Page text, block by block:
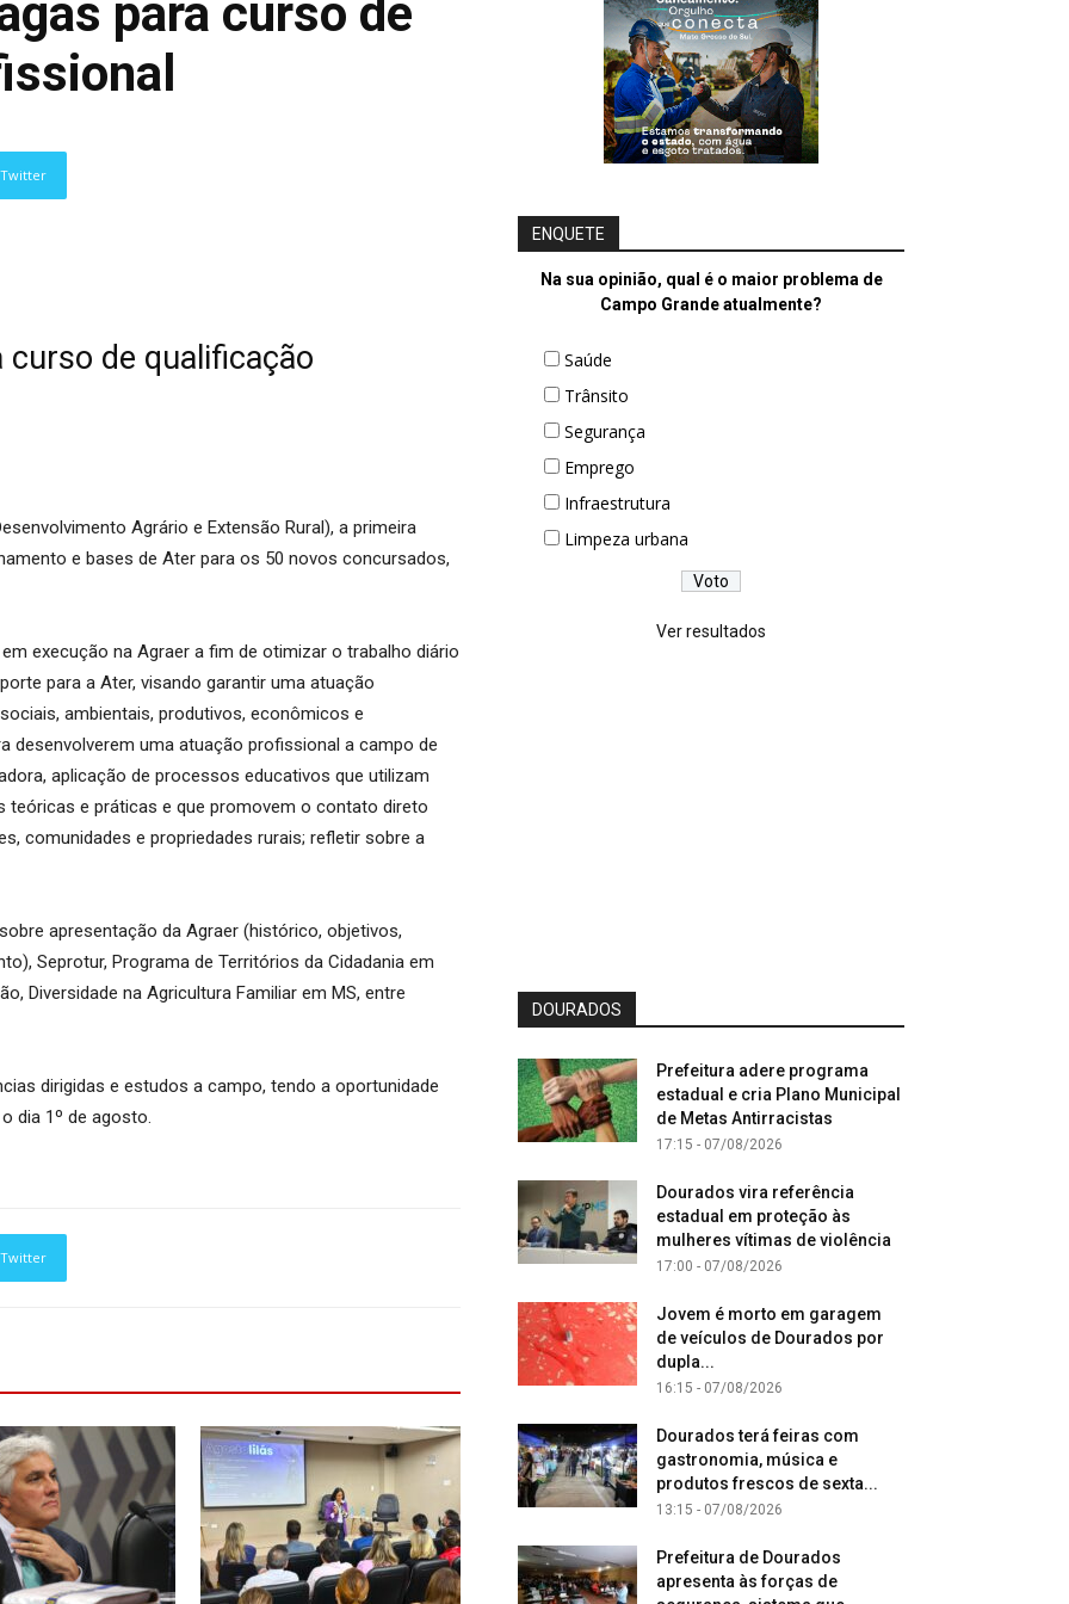
para curso de
Twitter
curso de qualificação
Agrário e Extensão Rural), a primeira
e bases de Ater para os 50 novos concursados,
execução na Agraer a fim de otimizar o trabalho diário
para a Ater, visando garantir uma atuação
ambientais, produtivos, econômicos e
desenvolverem uma atuação profissional a campo de
aplicação de processos educativos que utilizam
teóricas e práticas e que promovem o contato direto
comunidades e propriedades rurais; refletir sobre a
apresentação da Agraer (histórico, objetivos,
Seprotur, Programa de Territórios da Cidadania em
Diversidade na Agricultura Familiar em MS, entre
dirigidas e estudos a campo, tendo a oportunidade
dia 1º de agosto.
Twitter
ENQUETE
Na sua opinião, qual é o maior problema de
Campo Grande atualmente?
Saúde
Trânsito
Segurança
Emprego
Infraestrutura
Limpeza urbana
Ver resultados
DOURADOS
Prefeitura adere programa
estadual e cria Plano Municipal
de Metas Antirracistas
17:15 - 07/08/2026
Dourados vira referência
estadual em proteção às
mulheres vítimas de violência
17:00 - 07/08/2026
Jovem é morto em garagem
de veículos de Dourados por
dupla...
16:15 - 07/08/2026
Dourados terá feiras com
gastronomia, música e
produtos frescos de sexta...
13:15 - 07/08/2026
Prefeitura de Dourados
apresenta às forças de